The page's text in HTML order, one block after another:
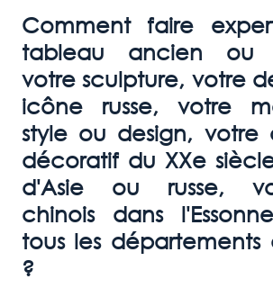
Comment faire
tableau ancien ou
votre sculpture, votre
icône russe, votre
style ou design, votre
décoratif du XXe
d'Asie ou russe,
chinois dans
tous les départements
?